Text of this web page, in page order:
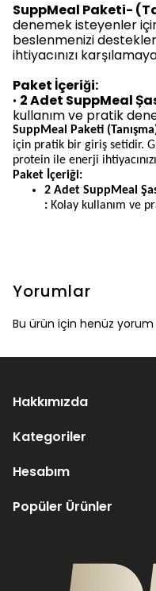
SuppMeal Paketi-
denemek isteyenler
beslenmenizi
ihtiyacınızı
Paket İçeriği:
• 2 Adet SuppMeal
kullanım ve pratik
SuppMeal Paketi
için pratik bir giriş setidir.
protein ile enerji
Paket İçeriği:
2 Adet SuppMeal
: Kolay kullanım ve
Yorumlar
Bu ürün için henüz yorum
Hakkımızda
Kategoriler
Hesabım
Popüler Ürünler